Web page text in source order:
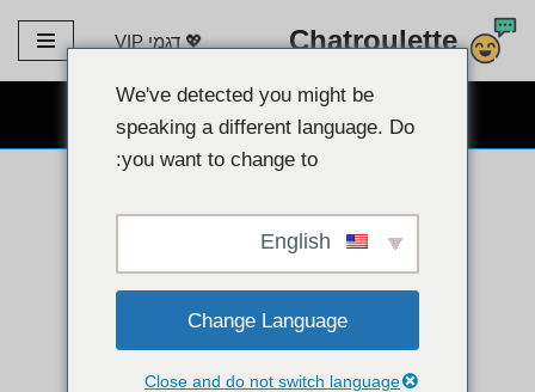
דלג
Chatroulette 💖 דגמי VIP
We've detected you might be
speaking a different language. Do
you want to change to:
Change Language
Close and do not switch language